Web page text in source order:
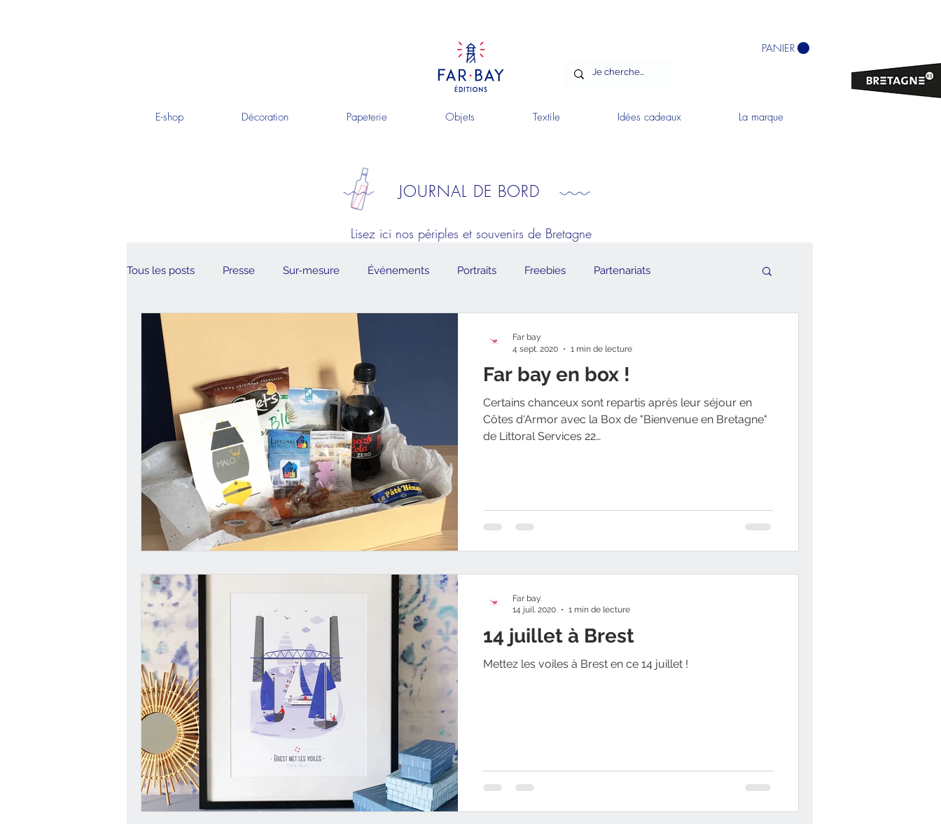
JOURNAL DE BORD
Lisez ici nos périples et souvenirs de Bretagne
Tous les posts Presse Sur-mesure Événements Portraits Freebies Partenariats
Far bay en box !
Certains chanceux sont repartis après leur séjour en
Côtes d'Armor avec la Box de "Bienvenue en Bretagne"
de Littoral Services 22…
Far bay
4 sept. 2020
1 min de lecture
14 juillet à Brest
Mettez les voiles à Brest en ce 14 juillet !
Far bay
14 juil. 2020
1 min de lecture
E-shop Décoration Papeterie Objets Textile Idées cadeaux La marque
PANIER